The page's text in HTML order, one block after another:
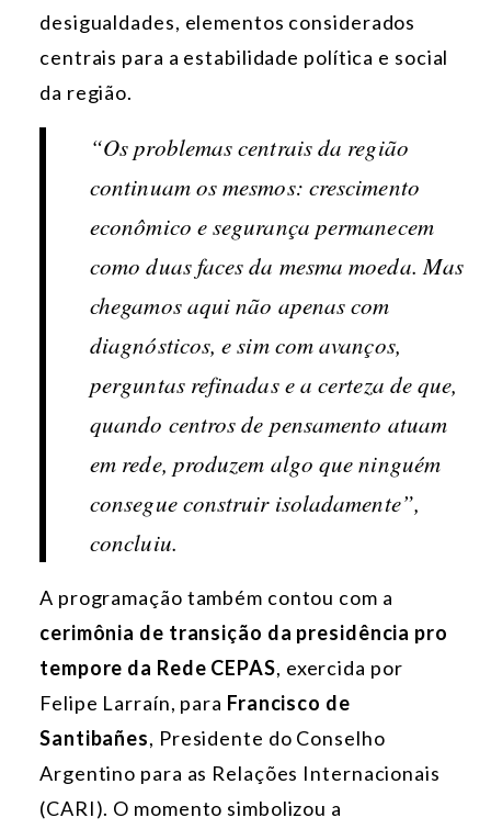
desigualdades, elementos considerados
centrais para a estabilidade política e social
da região.
“Os problemas centrais da região
continuam os mesmos: crescimento
econômico e segurança permanecem
como duas faces da mesma moeda. Mas
chegamos aqui não apenas com
diagnósticos, e sim com avanços,
perguntas refinadas e a certeza de que,
quando centros de pensamento atuam
em rede, produzem algo que ninguém
consegue construir isoladamente”,
concluiu.
A programação também contou com a
cerimônia de transição da presidência pro
tempore da Rede CEPAS, exercida por
Felipe Larraín, para Francisco de
Santibañes, Presidente do Conselho
Argentino para as Relações Internacionais
(CARI). O momento simbolizou a